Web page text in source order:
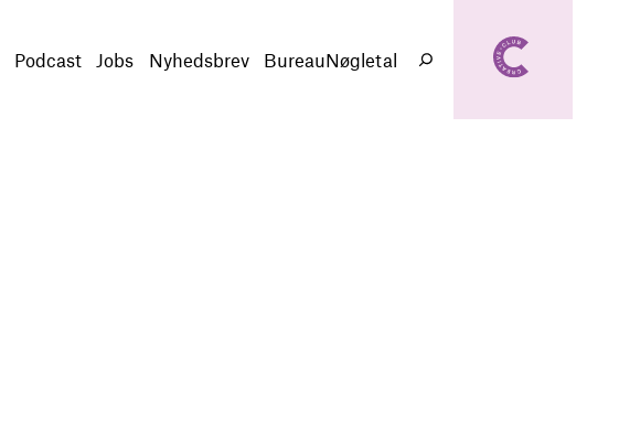
Podcast Jobs Nyhedsbrev BureauNøgletal
Søg